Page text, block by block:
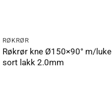
RØKRØR
Røkrør kne Ø150×90° m/luke
sort lakk 2.0mm